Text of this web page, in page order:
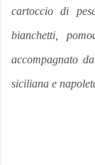
cartoccio di
bianchetti,
accompagnato
siciliana e